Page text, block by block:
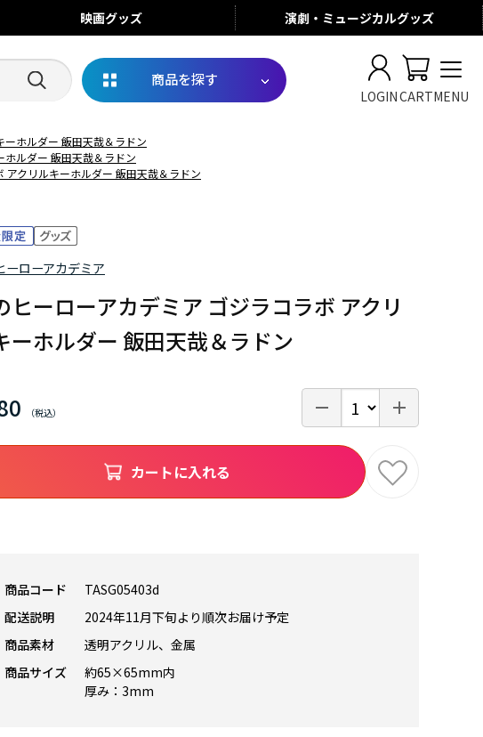
映画グッズ 演劇・ミュージカルグッズ
商品を探す
LOGINCARTMENU
ホルダー 飯田天哉＆ラドン
ルダー 飯田天哉＆ラドン
クリルキーホルダー 飯田天哉＆ラドン
ーローアカデミア
ヒーローアカデミア ゴジラコラボ アクリ
ーホルダー 飯田天哉＆ラドン
商品コード
TASG05403d
配送説明
2024年11月下旬より順次お届け予定
商品素材
透明アクリル、金属
商品サイズ
約65×65mm内
厚み：3mm
カートに入れる